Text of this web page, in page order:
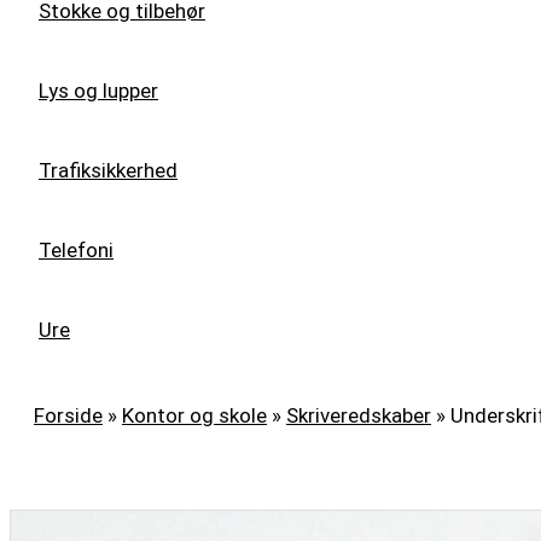
Stokke og tilbehør
Lys og lupper
Trafiksikkerhed
Telefoni
Ure
Forside » Kontor og skole » Skriveredskaber »